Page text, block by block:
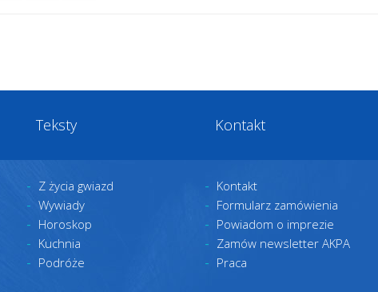
Teksty Kontakt
Z życia gwiazd
Wywiady
Horoskop
Kuchnia
Podróże
Kontakt
Formularz zamówienia
Powiadom o imprezie
Zamów newsletter AKPA
Praca